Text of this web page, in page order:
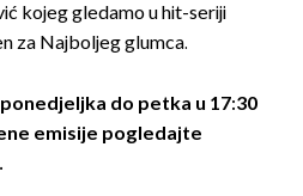
kojeg gledamo u hit-seriji
za Najboljeg glumca.
do petka u 17:30
emisije pogledajte
.